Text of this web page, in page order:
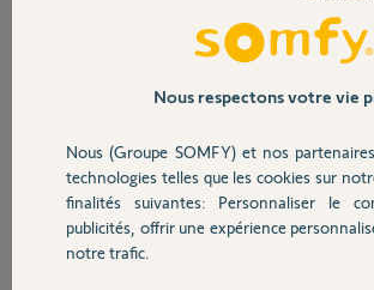
Sécurité
Domotique
Comme de nombreuses personnes j'ai tenté de
(plusieurs fois) confort thermique et il n'est pas
Apparemment vous avez la possibilité de les voir.
Pin : 1240-8838-1409
Quand ce problème sera t il résolu ? C'est très
autant de tickets depuis tant de temps...
Nous respectons votre vie
Nous (Groupe SOMFY) et nos
technologies telles que les cookies sur
finalités suivantes: Personnaliser le
publicités, offrir une expérience
notre trafic.